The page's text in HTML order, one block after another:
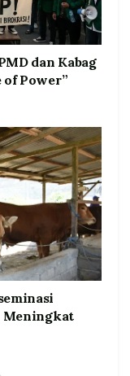
dan Kabag
of Power”
Meningkat